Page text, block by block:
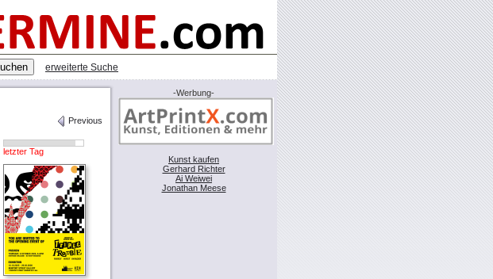
erweiterte Suche
Previous
letzter Tag
-Werbung-
Kunst kaufen
Gerhard Richter
Ai Weiwei
Jonathan Meese